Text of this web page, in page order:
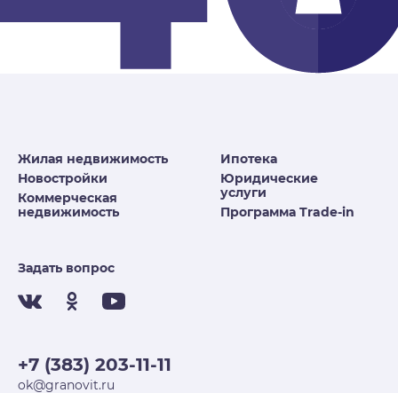
Жилая недвижимость
Новостройки
Коммерческая
недвижимость
Ипотека
Юридические
услуги
Программа Trade-in
Задать вопрос
+7 (383) 203-11-11
ok@granovit.ru